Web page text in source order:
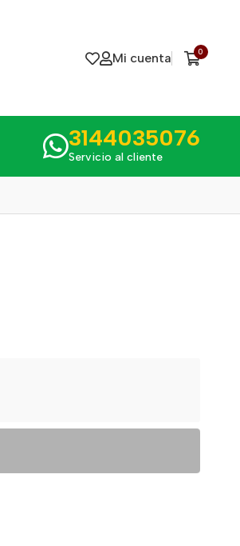
Mi cuenta 0
3144035076
Servicio al cliente